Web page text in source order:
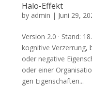
Halo-Effekt
by admin | Juni 29,
Ver­si­on 2.0 · Stand:
kogni­ti­ve Ver­zer­rung,
oder nega­ti­ve
oder einer
gen Eigen­schaf­ten...